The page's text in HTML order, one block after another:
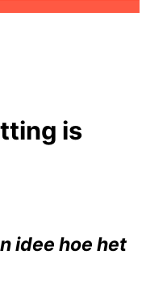
is
idee hoe het